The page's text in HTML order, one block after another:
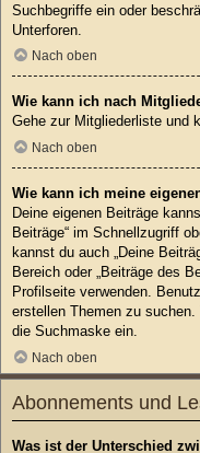
Suchbegriffe ein oder
Unterforen.
Nach oben
Wie kann ich nach
Gehe zur Mitgliederliste und
Nach oben
Wie kann ich meine
Deine eigenen Beiträge
Beiträge“ im Schnellzugriff
kannst du auch „Deine
Bereich oder „Beiträge des
Profilseite verwenden.
erstellen Themen zu
die Suchmaske ein.
Nach oben
Abonnements und
Was ist der Unterschied